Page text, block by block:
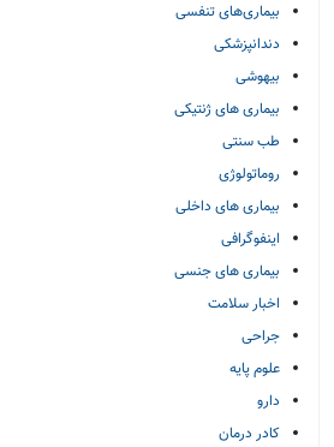
بیماری‌های تنفسی
دندانپزشکی
بیهوشی
بیماری های ژنتیکی
طب سنتی
روماتولوژی
بیماری های داخلی
اینفوگرافی
بیماری های جنسی
اخبار سلامت
جراحی
علوم پایه
دارو
کادر درمان